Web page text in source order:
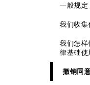
一般规定
我们收集
我们怎
律基础使
撤销同